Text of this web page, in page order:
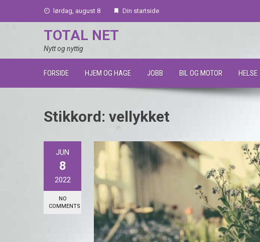
lørdag, august 8 Din startside
TOTAL NET
Nytt og nyttig
FORSIDE HJEM OG HAGE JOBB BIL OG MOTOR HELSE
Stikkord: vellykket
JUN
8
2022
NO
COMMENTS